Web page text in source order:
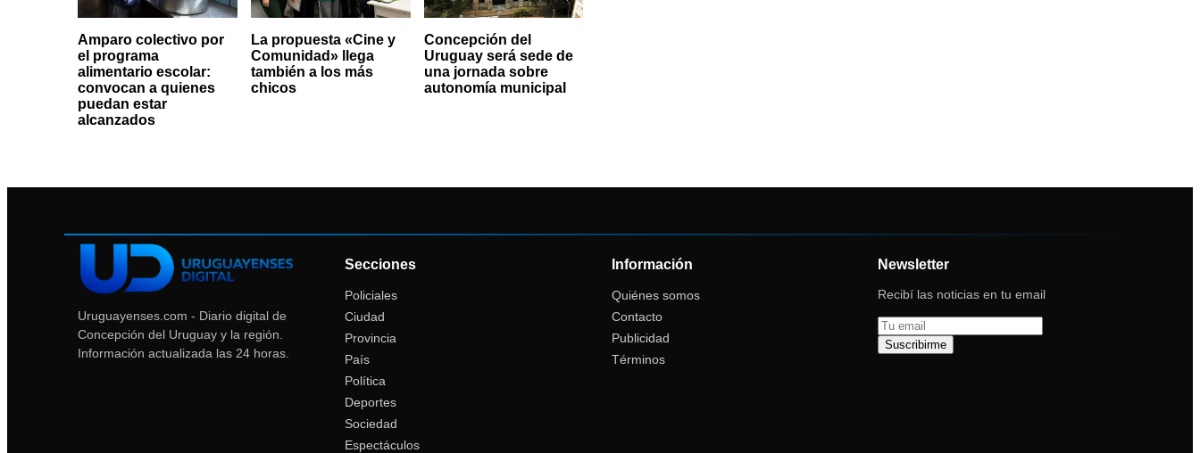
Amparo colectivo por
el programa
alimentario escolar:
convocan a quienes
puedan estar
alcanzados
La propuesta «Cine y
Comunidad» llega
también a los más
chicos
Concepción del
Uruguay será sede de
una jornada sobre
autonomía municipal
Uruguayenses.com - Diario digital de
Concepción del Uruguay y la región.
Información actualizada las 24 horas.
Secciones
Policiales
Ciudad
Provincia
País
Política
Deportes
Sociedad
Espectáculos
Información
Quiénes somos
Contacto
Publicidad
Términos
Newsletter
Recibí las noticias en tu email
Suscribirme